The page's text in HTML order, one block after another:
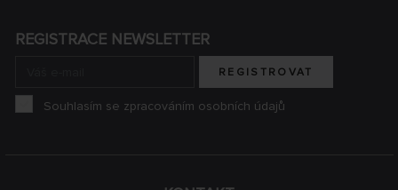
REGISTRACE NEWSLETTER
REGISTROVAT
Souhlasím se zpracováním osobních údajů